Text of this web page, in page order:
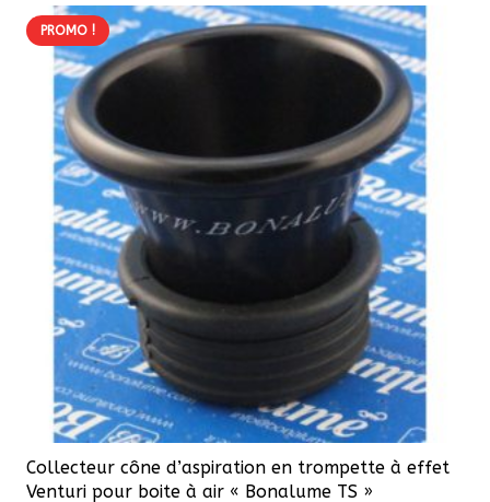
PROMO !
Collecteur cône d’aspiration en trompette à effet
Venturi pour boite à air « Bonalume TS »